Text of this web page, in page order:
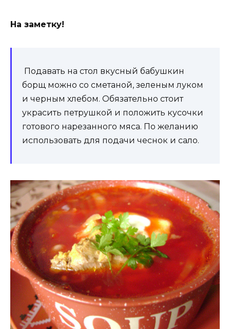
На заметку!
Подавать на стол вкусный бабушкин
борщ можно со сметаной, зеленым луком
и черным хлебом. Обязательно стоит
украсить петрушкой и положить кусочки
готового нарезанного мяса. По желанию
использовать для подачи чеснок и сало.